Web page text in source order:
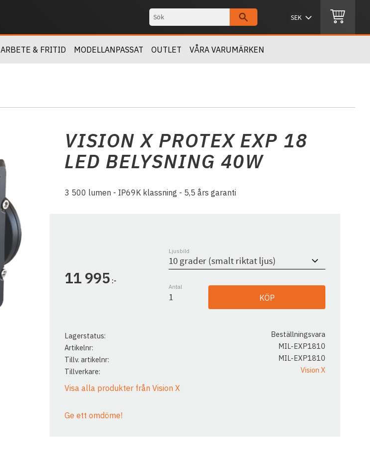
ARBETE & FRITID MODELLANPASSAT OUTLET VÅRA VARUMÄRKEN
VISION X PROTEX EXP 18
LED BELYSNING 40W
3 500 lumen - IP69K klassning - 5,5 års garanti
11 995 :-
Ljusbild
Antal
KÖP
Lagerstatus
Beställningsvara
Artikelnr
MIL-EXP1810
Tillv. artikelnr
MIL-EXP1810
Tillverkare
Vision X
Visa alla produkter från Vision X
Ge ett omdöme!